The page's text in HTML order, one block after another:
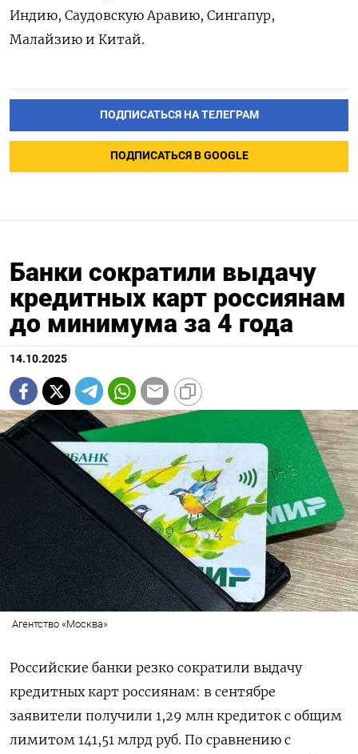
Индию, Саудовскую Аравию, Сингапур,
Малайзию и Китай.
ПОДПИСАТЬСЯ НА ТЕЛЕГРАМ
ПОДПИСАТЬСЯ В GOOGLE
Банки сократили выдачу
кредитных карт россиянам
до минимума за 4 года
14.10.2025
Агентство «Москва»
Российские банки резко сократили выдачу
кредитных карт россиянам: в сентябре
заявители получили 1,29 млн кредиток с общим
лимитом 141,51 млрд руб. По сравнению с